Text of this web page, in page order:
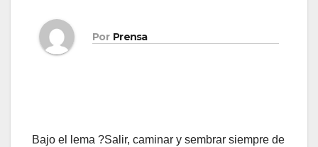
Por Prensa
Bajo el lema ?Salir, caminar y sembrar siempre de